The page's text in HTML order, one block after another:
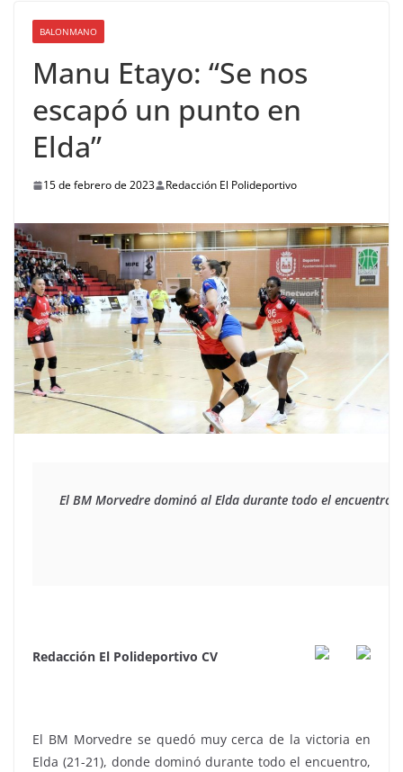
BALONMANO
Manu Etayo: “Se nos
escapó un punto en
Elda”
15 de febrero de 2023 Redacción El Polideportivo
El BM Morvedre dominó al Elda durante todo el
Redacción El Polideportivo CV
El BM Morvedre se quedó muy cerca de la victoria en
Elda (21-21), donde dominó durante todo el encuentro,